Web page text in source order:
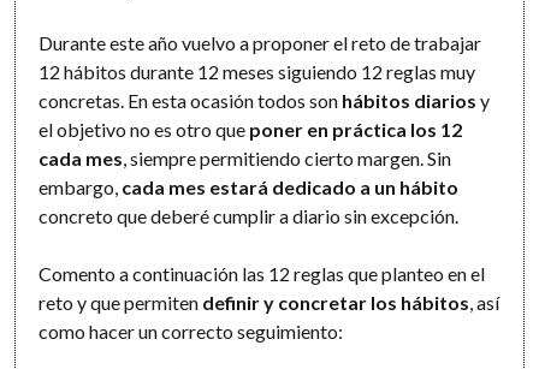
Durante este año vuelvo a proponer el reto de trabajar
12 hábitos durante 12 meses siguiendo 12 reglas muy
concretas. En esta ocasión todos son hábitos diarios y
el objetivo no es otro que poner en práctica los 12
cada mes , siempre permitiendo cierto margen. Sin
embargo, cada mes estará dedicado a un hábito
concreto que deberé cumplir a diario sin excepción.
Comento a continuación las 12 reglas que planteo en el
reto y que permiten definir y concretar los hábitos , así
como hacer un correcto seguimiento: